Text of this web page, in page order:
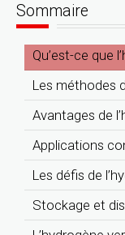
Sommaire
Qu’est-ce que
Les méthodes
Avantages de
Applications
Les défis de
Stockage et